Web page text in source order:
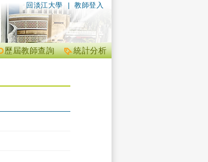
| 教師登入
回淡江大學
統計分析
歷屆教師查詢